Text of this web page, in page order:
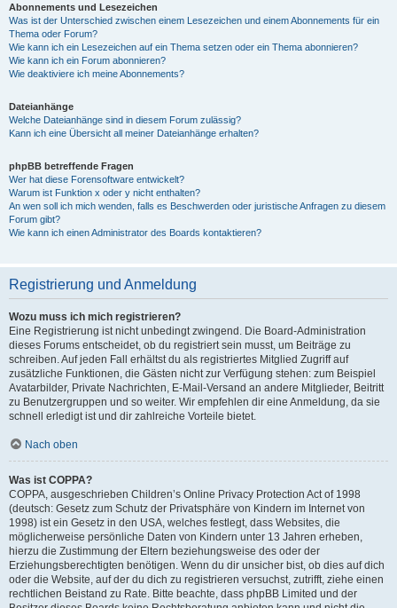
Abonnements und Lesezeichen
Was ist der Unterschied zwischen einem Lesezeichen und einem Abonnements für ein
Thema oder Forum?
Wie kann ich ein Lesezeichen auf ein Thema setzen oder ein Thema abonnieren?
Wie kann ich ein Forum abonnieren?
Wie deaktiviere ich meine Abonnements?
Dateianhänge
Welche Dateianhänge sind in diesem Forum zulässig?
Kann ich eine Übersicht all meiner Dateianhänge erhalten?
phpBB betreffende Fragen
Wer hat diese Forensoftware entwickelt?
Warum ist Funktion x oder y nicht enthalten?
An wen soll ich mich wenden, falls es Beschwerden oder juristische Anfragen zu diesem
Forum gibt?
Wie kann ich einen Administrator des Boards kontaktieren?
Registrierung und Anmeldung
Wozu muss ich mich registrieren?
Eine Registrierung ist nicht unbedingt zwingend. Die Board-Administration
dieses Forums entscheidet, ob du registriert sein musst, um Beiträge zu
schreiben. Auf jeden Fall erhältst du als registriertes Mitglied Zugriff auf
zusätzliche Funktionen, die Gästen nicht zur Verfügung stehen: zum Beispiel
Avatarbilder, Private Nachrichten, E-Mail-Versand an andere Mitglieder, Beitritt
zu Benutzergruppen und so weiter. Wir empfehlen dir eine Anmeldung, da sie
schnell erledigt ist und dir zahlreiche Vorteile bietet.
Nach oben
Was ist COPPA?
COPPA, ausgeschrieben Children’s Online Privacy Protection Act of 1998
(deutsch: Gesetz zum Schutz der Privatsphäre von Kindern im Internet von
1998) ist ein Gesetz in den USA, welches festlegt, dass Websites, die
möglicherweise persönliche Daten von Kindern unter 13 Jahren erheben,
hierzu die Zustimmung der Eltern beziehungsweise des oder der
Erziehungsberechtigten benötigen. Wenn du dir unsicher bist, ob dies auf dich
oder die Website, auf der du dich zu registrieren versuchst, zutrifft, ziehe einen
rechtlichen Beistand zu Rate. Bitte beachte, dass phpBB Limited und der